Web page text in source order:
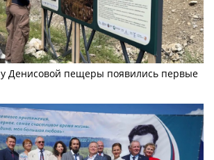
у Денисовой пещеры появились первые